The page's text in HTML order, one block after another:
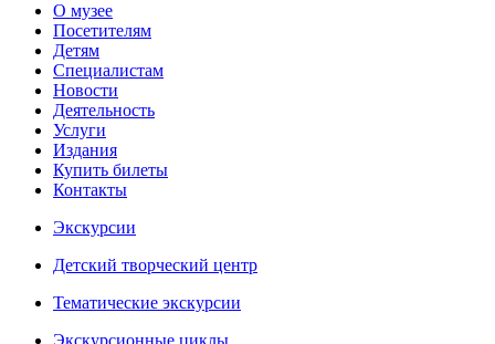
О музее
Посетителям
Детям
Специалистам
Новости
Деятельность
Услуги
Издания
Купить билеты
Контакты
Экскурсии
Детский творческий центр
Тематические экскурсии
Экскурсионные циклы